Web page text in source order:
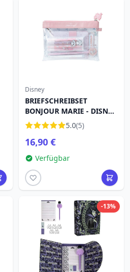
Disney
BRIEFSCHREIBSET
BONJOUR MARIE - DISNEY
DIE ARISTOCATS
5.0(5)
16,90 €
Verfügbar
-13%